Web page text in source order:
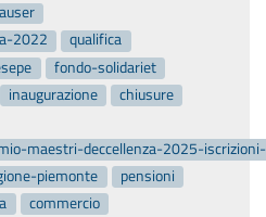
2022
qualifica
fondo-solidariet
inaugurazione
chiusure
maestri-deccellenza-2025-
piemonte
pensioni
commercio